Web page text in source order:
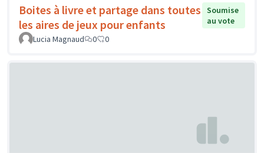
Boites à livre et partage dans toutes
les aires de jeux pour enfants
Soumise
au vote
Lucia Magnaud
0 0